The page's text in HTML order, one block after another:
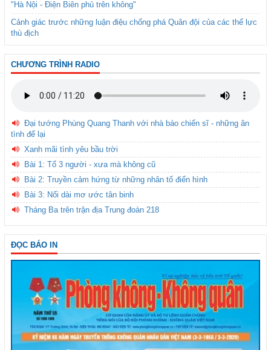
"Hà Nội - Điện Biên phủ trên không"
Cảnh giác trước những luận điệu chống phá Quân đội của các thế lực
thù địch
CHƯƠNG TRÌNH RADIO
Đại tướng Phùng Quang Thanh với nhà báo chiến sĩ - những ân
tình để lại
Xanh mãi tình yêu bầu trời
Bài 1: Tổ 3 người - xưa mà không cũ
Bài 2: Truyền cảm hứng từ những nhân tố điển hình
Bài 3: Nối dài mơ ước tân binh
Tháng Ba trên trận địa Trung đoàn 218
ĐỌC BÁO IN